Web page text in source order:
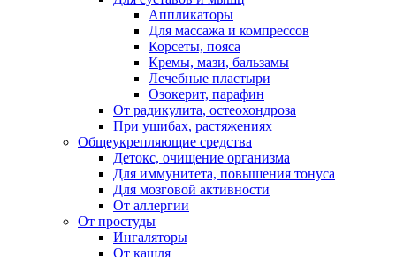
Аппликаторы
Для массажа и компрессов
Корсеты, пояса
Кремы, мази, бальзамы
Лечебные пластыри
Озокерит, парафин
От радикулита, остеохондроза
При ушибах, растяжениях
Общеукрепляющие средства
Детокс, очищение организма
Для иммунитета, повышения тонуса
Для мозговой активности
От аллергии
От простуды
Ингаляторы
От кашля